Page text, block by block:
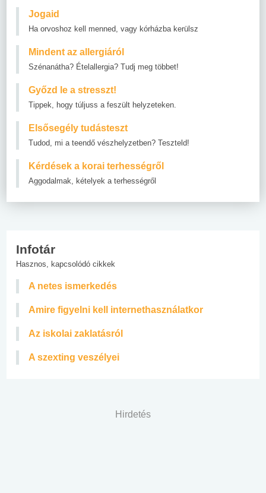
Jogaid
Ha orvoshoz kell menned, vagy kórházba kerülsz
Mindent az allergiáról
Szénanátha? Ételallergia? Tudj meg többet!
Győzd le a stresszt!
Tippek, hogy túljuss a feszült helyzeteken.
Elsősegély tudásteszt
Tudod, mi a teendő vészhelyzetben? Teszteld!
Kérdések a korai terhességről
Aggodalmak, kételyek a terhességről
Infotár
Hasznos, kapcsolódó cikkek
A netes ismerkedés
Amire figyelni kell internethasználatkor
Az iskolai zaklatásról
A szexting veszélyei
Hirdetés